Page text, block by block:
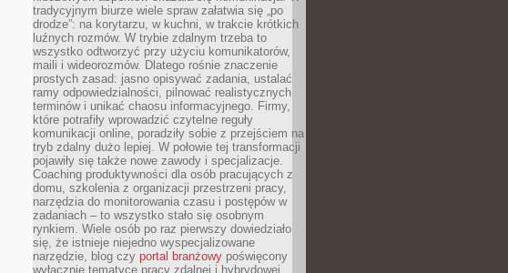
tradycyjnym biurze wiele spraw załatwia się „po
drodze”: na korytarzu, w kuchni, w trakcie krótkich
luźnych rozmów. W trybie zdalnym trzeba to
wszystko odtworzyć przy użyciu komunikatorów,
maili i wideorozmów. Dlatego rośnie znaczenie
prostych zasad: jasno opisywać zadania, ustalać
ramy odpowiedzialności, pilnować realistycznych
terminów i unikać chaosu informacyjnego. Firmy,
które potrafiły wprowadzić czytelne reguły
komunikacji online, poradziły sobie z przejściem na
tryb zdalny dużo lepiej. W połowie tej transformacji
pojawiły się także nowe zawody i specjalizacje.
Coaching produktywności dla osób pracujących z
domu, szkolenia z organizacji przestrzeni pracy,
narzędzia do monitorowania czasu i postępów w
zadaniach – to wszystko stało się osobnym
rynkiem. Wiele osób po raz pierwszy dowiedziało
się, że istnieje niejedno wyspecjalizowane
narzędzie, blog czy portal branżowy poświęcony
wyłącznie tematyce pracy zdalnej i hybrydowej,